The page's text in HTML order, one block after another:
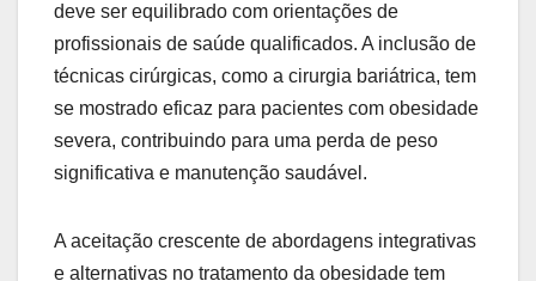
deve ser equilibrado com orientações de
profissionais de saúde qualificados. A inclusão de
técnicas cirúrgicas, como a cirurgia bariátrica, tem
se mostrado eficaz para pacientes com obesidade
severa, contribuindo para uma perda de peso
significativa e manutenção saudável.
A aceitação crescente de abordagens integrativas
e alternativas no tratamento da obesidade tem